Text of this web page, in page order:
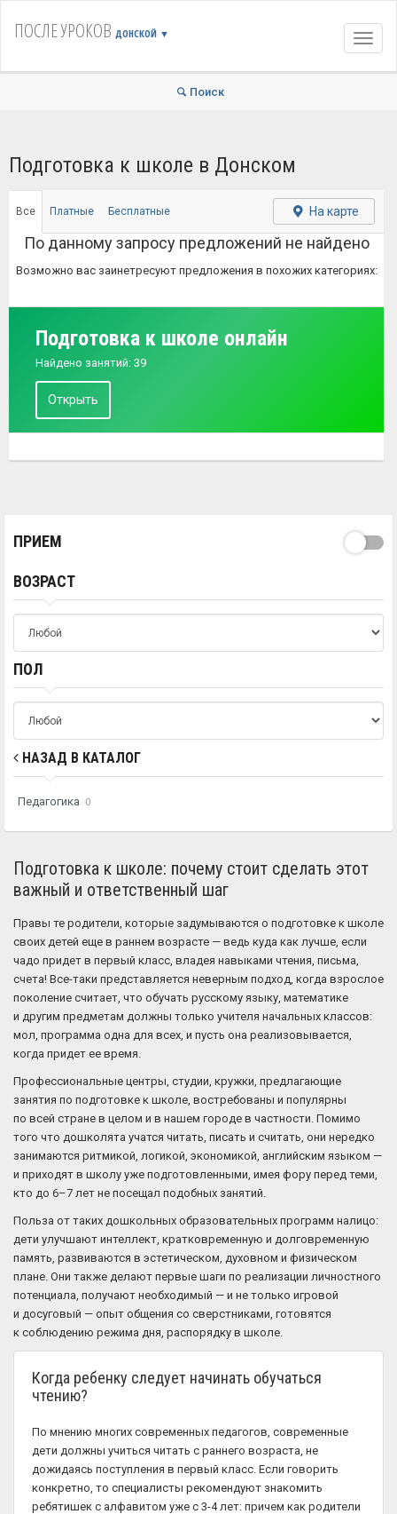
ПОСЛЕ УРОКОВ ДОНСКОЙ ▼
Поиск
Подготовка к школе в Донском
Все Платные Бесплатные На карте
По данному запросу предложений не найдено
Возможно вас заинетресуют предложения в похожих категориях:
Подготовка к школе онлайн
Найдено занятий: 39
Открыть
ПРИЕМ
ВОЗРАСТ
ПОЛ
НАЗАД В КАТАЛОГ
Педагогика 0
Подготовка к школе: почему стоит сделать этот
важный и ответственный шаг
Правы те родители, которые задумываются о подготовке к школе
своих детей еще в раннем возрасте — ведь куда как лучше, если
чадо придет в первый класс, владея навыками чтения, письма,
счета! Все-таки представляется неверным подход, когда взрослое
поколение считает, что обучать русскому языку, математике
и другим предметам должны только учителя начальных классов:
мол, программа одна для всех, и пусть она реализовывается,
когда придет ее время.
Профессиональные центры, студии, кружки, предлагающие
занятия по подготовке к школе, востребованы и популярны
по всей стране в целом и в нашем городе в частности. Помимо
того что дошколята учатся читать, писать и считать, они нередко
занимаются ритмикой, логикой, экономикой, английским языком —
и приходят в школу уже подготовленными, имея фору перед теми,
кто до 6–7 лет не посещал подобных занятий.
Польза от таких дошкольных образовательных программ налицо:
дети улучшают интеллект, кратковременную и долговременную
память, развиваются в эстетическом, духовном и физическом
плане. Они также делают первые шаги по реализации личностного
потенциала, получают необходимый — и не только игровой
и досуговый — опыт общения со сверстниками, готовятся
к соблюдению режима дня, распорядку в школе.
Когда ребенку следует начинать обучаться
чтению?
По мнению многих современных педагогов, современные
дети должны учиться читать с раннего возраста, не
дожидаясь поступления в первый класс. Если говорить
конкретно, то специалисты рекомендуют знакомить
ребятишек с алфавитом уже с 3-4 лет: причем как родители